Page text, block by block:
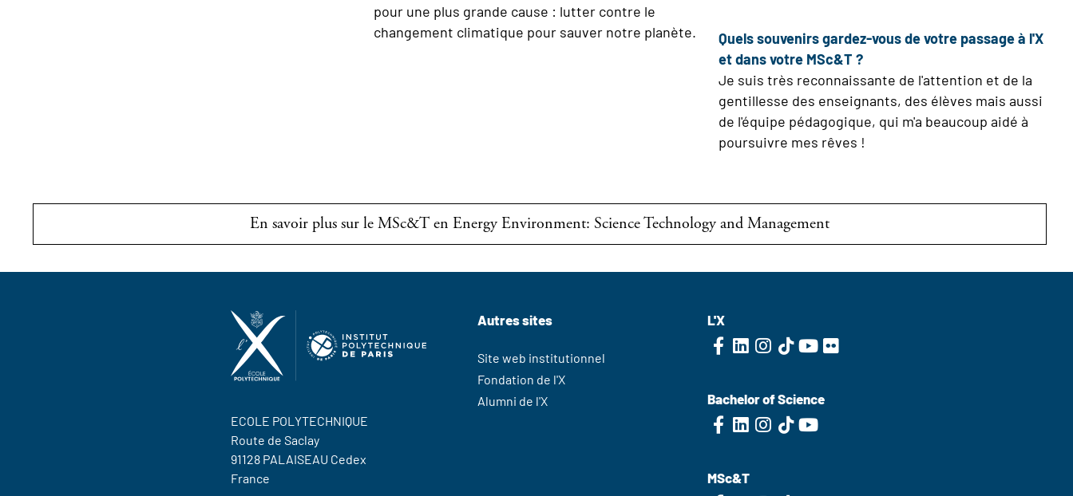
pour une plus grande cause : lutter contre le
changement climatique pour sauver notre planète.
Quels souvenirs gardez-vous de votre passage à l'X
et dans votre MSc&T ?
Je suis très reconnaissante de l'attention et de la
gentillesse des enseignants, des élèves mais aussi
de l'équipe pédagogique, qui m'a beaucoup aidé à
poursuivre mes rêves !
En savoir plus sur le MSc&T en Energy Environment: Science Technology and Management
ECOLE POLYTECHNIQUE
Route de Saclay
91128 PALAISEAU Cedex
France
Autres sites
Site web institutionnel
Fondation de l'X
Alumni de l'X
L'X
Bachelor of Science
MSc&T